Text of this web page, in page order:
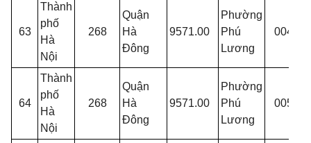
63
Thành
phố
Hà
Nội
268
Quận
Hà
Đông
9571.00
Phường
Phú
Lương
004
64
Thành
phố
Hà
Nội
268
Quận
Hà
Đông
9571.00
Phường
Phú
Lương
005